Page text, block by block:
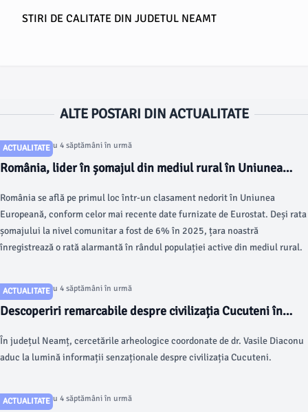
STIRI DE CALITATE DIN JUDETUL NEAMT
ALTE POSTARI DIN ACTUALITATE
ACTUALITATE
Articol postat cu 4 săptămâni în urmă
România, lider în șomajul din mediul rural în Uniunea
România se află pe primul loc într-un clasament nedorit în Uniunea
Europeană, conform celor mai recente date furnizate de Eurostat. Deși rata
șomajului la nivel comunitar a fost de 6% în 2025, țara noastră
înregistrează o rată alarmantă în rândul populației active din mediul rural.
ACTUALITATE
Articol postat cu 4 săptămâni în urmă
Descoperiri remarcabile despre civilizația Cucuteni în
În județul Neamț, cercetările arheologice coordonate de dr. Vasile Diaconu
aduc la lumină informații senzaționale despre civilizația Cucuteni.
ACTUALITATE
Articol postat cu 4 săptămâni în urmă